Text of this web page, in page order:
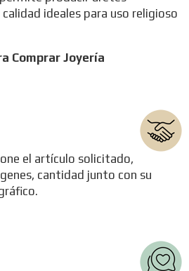
ideales para uso religioso
Comprar Joyería
el artículo solicitado,
cantidad junto con su